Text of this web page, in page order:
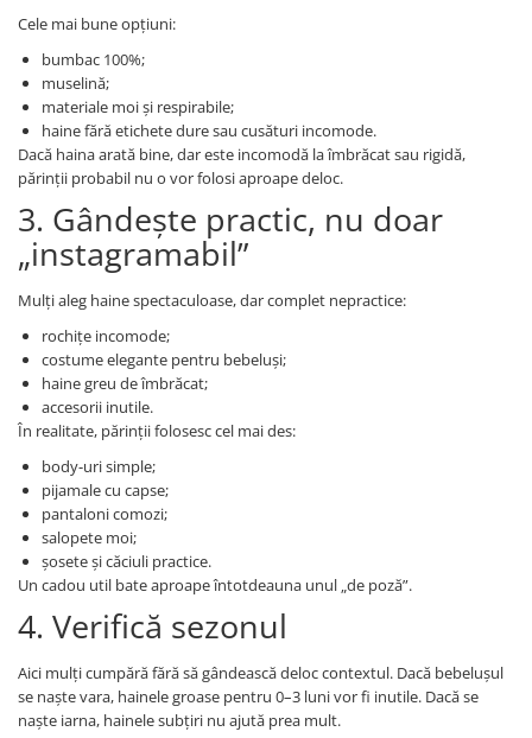
Cele mai bune opțiuni:
bumbac 100%;
muselină;
materiale moi și respirabile;
haine fără etichete dure sau cusături incomode.
Dacă haina arată bine, dar este incomodă la îmbrăcat sau rigidă,
părinții probabil nu o vor folosi aproape deloc.
3. Gândește practic, nu doar
„instagramabil”
Mulți aleg haine spectaculoase, dar complet nepractice:
rochițe incomode;
costume elegante pentru bebeluși;
haine greu de îmbrăcat;
accesorii inutile.
În realitate, părinții folosesc cel mai des:
body-uri simple;
pijamale cu capse;
pantaloni comozi;
salopete moi;
șosete și căciuli practice.
Un cadou util bate aproape întotdeauna unul „de poză”.
4. Verifică sezonul
Aici mulți cumpără fără să gândească deloc contextul. Dacă bebelușul
se naște vara, hainele groase pentru 0–3 luni vor fi inutile. Dacă se
naște iarna, hainele subțiri nu ajută prea mult.